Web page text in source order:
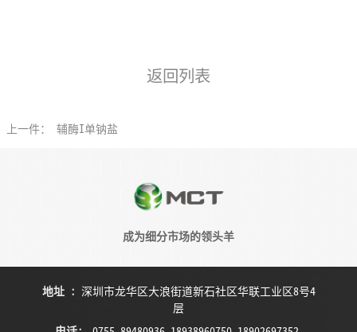
返回列表
上一件： 辅酶I单钠盐
成为细分市场的领头羊
地址: 深圳市龙华区大浪街道新石社区华联工业区8号4
层